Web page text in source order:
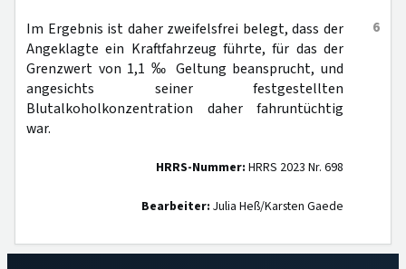
6
Im Ergebnis ist daher zweifelsfrei belegt, dass der
Angeklagte ein Kraftfahrzeug führte, für das der
Grenzwert von 1,1 ‰ Geltung beansprucht, und
angesichts seiner festgestellten
Blutalkoholkonzentration daher fahruntüchtig
war.
HRRS-Nummer: HRRS 2023 Nr. 698
Bearbeiter: Julia Heß/Karsten Gaede